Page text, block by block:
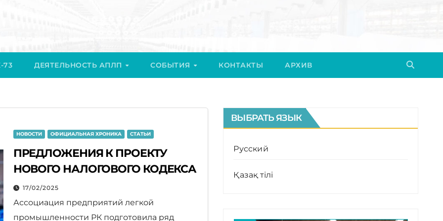
73 ДЕЯТЕЛЬНОСТЬ АПЛП СОБЫТИЯ КОНТАКТЫ АРХИВ
НОВОСТИ ОФИЦИАЛЬНАЯ ХРОНИКА СТАТЬИ
ПРЕДЛОЖЕНИЯ К ПРОЕКТУ
НОВОГО НАЛОГОВОГО КОДЕКСА
17/02/2025
Ассоциация предприятий легкой
промышленности РК подготовила ряд
ВЫБРАТЬ ЯЗЫК
Русский
Қазақ тілі